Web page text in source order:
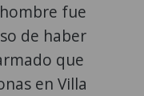
fue
de haber
que
en Villa